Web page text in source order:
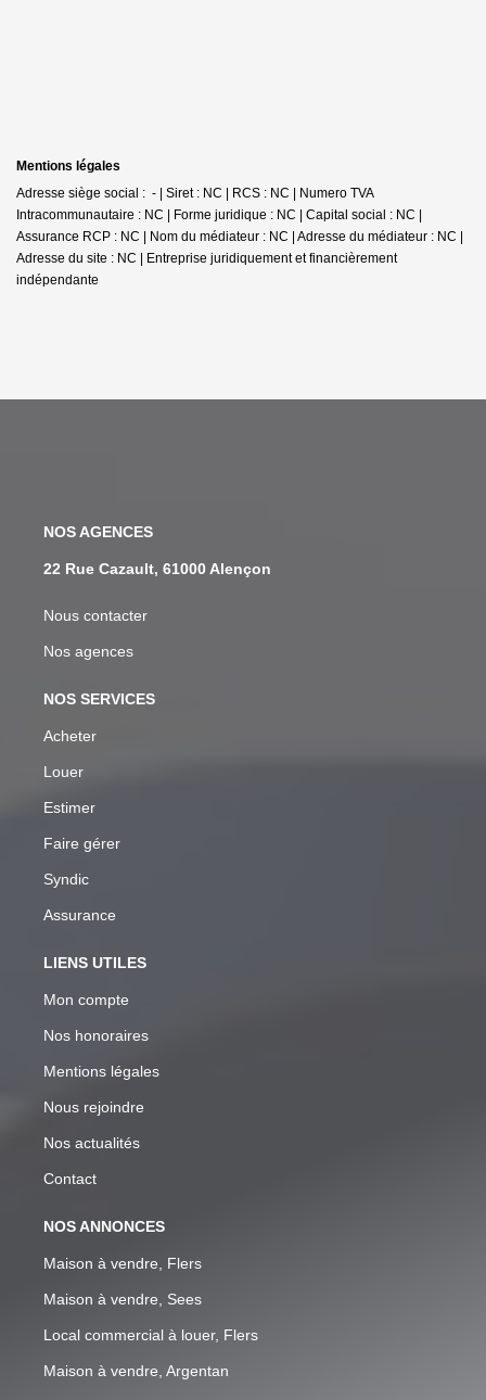
Mentions légales
Adresse siège social : - | Siret : NC | RCS : NC | Numero TVA
Intracommunautaire : NC | Forme juridique : NC | Capital social : NC |
Assurance RCP : NC | Nom du médiateur : NC | Adresse du médiateur : NC |
Adresse du site : NC | Entreprise juridiquement et financièrement
indépendante
NOS AGENCES
22 Rue Cazault, 61000 Alençon
Nous contacter
Nos agences
NOS SERVICES
Acheter
Louer
Estimer
Faire gérer
Syndic
Assurance
LIENS UTILES
Mon compte
Nos honoraires
Mentions légales
Nous rejoindre
Nos actualités
Contact
NOS ANNONCES
Maison à vendre, Flers
Maison à vendre, Sees
Local commercial à louer, Flers
Maison à vendre, Argentan